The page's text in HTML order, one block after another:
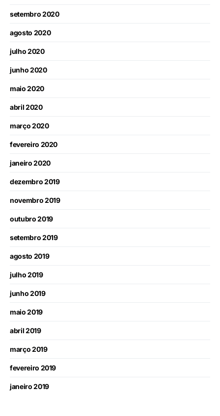
setembro 2020
agosto 2020
julho 2020
junho 2020
maio 2020
abril 2020
março 2020
fevereiro 2020
janeiro 2020
dezembro 2019
novembro 2019
outubro 2019
setembro 2019
agosto 2019
julho 2019
junho 2019
maio 2019
abril 2019
março 2019
fevereiro 2019
janeiro 2019